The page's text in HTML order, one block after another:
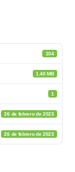
104
1.40 MB
1
26 de febrero de 2023
26 de febrero de 2023